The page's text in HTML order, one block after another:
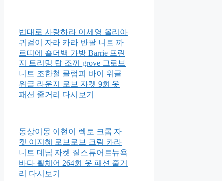
법대로 사랑하라 이세영 올리아
귀걸이 자라 카라 반팔 니트 까
르띠에 숄더백 가방 Barrie 프린
지 트리밍 탑 조끼 grove 그로브
니트 조한철 클럼피 바이 위글
위글 라운지 로브 자켓 9회 옷
패션 줄거리 다시보기
동상이몽 이현이 렉토 크롭 자
켓 이지혜 로브로브 크림 카라
니트 데님 자켓 질스튜어트뉴욕
바다 휠체어 264회 옷 패션 줄거
리 다시보기